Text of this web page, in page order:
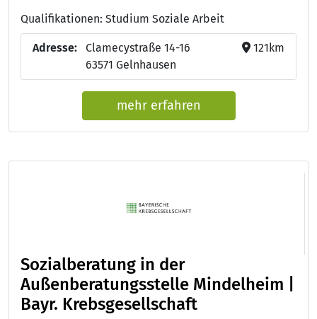
Qualifikationen: Studium Soziale Arbeit
Adresse:
Clamecystraße 14-16
63571 Gelnhausen
121km
mehr erfahren
Sozialberatung in der
Außenberatungsstelle Mindelheim |
Bayr. Krebsgesellschaft